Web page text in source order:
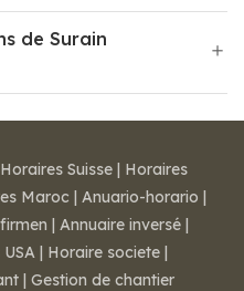
de Surain
Horaires Suisse | Horaires
Maroc | Anuario-horario |
| Annuaire inversé |
| Horaire societe |
| Gestion de chantier